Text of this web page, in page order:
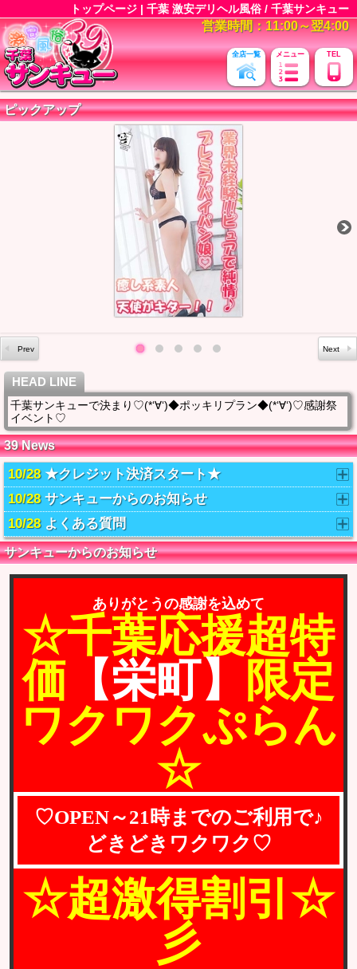
トップページ | 千葉 激安デリヘル風俗 / 千葉サンキュー
営業時間：11:00～翌4:00
全店一覧 メニュー TEL
ピックアップ
HEAD LINE
酒池肉林☆スペシャル回転コース☆大好評♡安い♡お得♡( *´艸｀)
39 News
10/28 ★クレジット決済スタート★
10/28 サンキューからのお知らせ
10/28 よくある質問
サンキューからのお知らせ
ありがとうの感謝を込めて
☆千葉応援超特
価 【栄町】
限定
ワクワクぷらん
☆
♡OPEN～21時までのご利用で♪
どきどきワクワク♡
☆超激得割引☆
彡